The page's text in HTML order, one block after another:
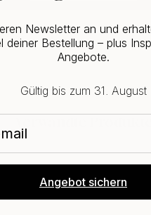
Sie
Newsletter an und
deiner Bestellung – plus
Angebote.
Gültig bis zum 31. August
Angebot sichern